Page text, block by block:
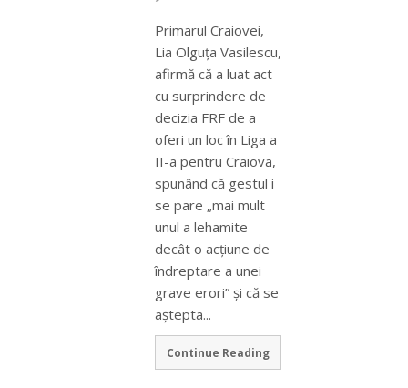
Primarul Craiovei,
Lia Olguţa Vasilescu,
afirmă că a luat act
cu surprindere de
decizia FRF de a
oferi un loc în Liga a
II-a pentru Craiova,
spunând că gestul i
se pare „mai mult
unul a lehamite
decât o acţiune de
îndreptare a unei
grave erori” şi că se
aştepta...
Continue Reading